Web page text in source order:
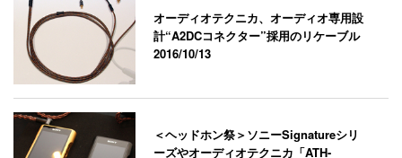
オーディオテクニカ、オーディオ専用設
計“A2DCコネクター”採用のリケーブル
2016/10/13
＜ヘッドホン祭＞ソニーSignatureシリ
ーズやオーディオテクニカ「ATH-